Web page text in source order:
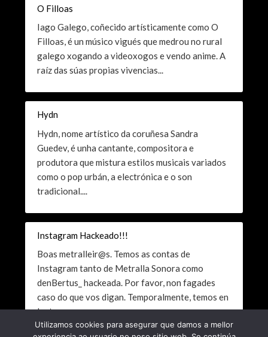
O Filloas
Iago Galego, coñecido artísticamente como O
Filloas, é un músico vigués que medrou no rural
galego xogando a videoxogos e vendo anime. A
raíz das súas propias vivencias...
Hydn
Hydn, nome artístico da coruñesa Sandra
Guedev, é unha cantante, compositora e
produtora que mistura estilos musicais variados
como o pop urbán, a electrónica e o son
tradicional....
Instagram Hackeado!!!
Boas metralleir@s. Temos as contas de
Instagram tanto de Metralla Sonora como
denBertus_ hackeada. Por favor, non fagades
caso do que vos digan. Temporalmente, temos en
Instagram a...
Utilizamos cookies para asegurar que damos a mellor